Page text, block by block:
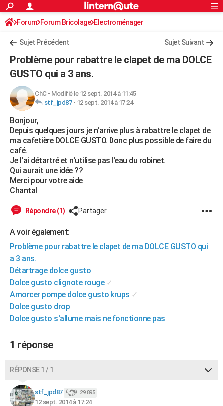
ACTUALITÉS
Politique
Société
Faits Divers
Education
Monde
Villes
+
Programme TV
TNTStreaming
Cinéma
Sorties cinéma
Musique
+FINANCE
Retraite
Impôts
Epargne
Immobilier
Risques naturels par ville
Banque
Assurance
Crédit
AUTO
Essais
Réserver un essai
Citadines
Berlines
SUV
Forum auto
HIGH-TECH
Mobiles
Meilleur smartphone
Internet
Ordinateurs
Jeux vidéo
Guide high-tech
BRICOLAGE
Forum
Aménagement intérieur
Extérieur
Cuisine
Salle de bains
Jardinage
Rangement
WEEK-END
Guides de France
Escapades
Patrimoine
Expositions
Musées
Week-end nature
+LIFESTYLE
Art de vivre
Bien-être
Loisirs
Mode
Modes de vie
SANTE
Alimentation
Guide de la santé
Maladies
Médicaments
Sommeil
VOYAGE
Destinations
City break
Voyage nature
Voyage de noces
Forum
Climat
+PHOTO
GUIDES D'ACHAT
BONS PLANS
CARTE DE VOEUX
Carte de Noël
Carte Bonne année
Carte Saint-Valentin
Carte Pâques
Carte d'anniversaire
DICTIONNAIRE
S'inscrire
Se connecter
Lycées
Collèges
Primaires
Universités
Entreprises
Service militaire
Avis de recherche
FORUM
S'inscrire
Connexion
Forum Forum Bricolage Electroménager
Sujet Précédent Sujet Suivant
Problème pour rabattre le clapet de ma DOLCE
GUSTO qui a 3 ans.
ChC - Modifié le 12 sept. 2014 à 11:45
stf_jpd87- 12 sept. 2014 à 17:24
Bonjour,
Depuis quelques jours je n'arrive plus à rabattre le clapet de
ma cafetière DOLCE GUSTO. Donc plus possible de faire du
café.
Je l'ai détartré et n'utilise pas l'eau du robinet.
Qui aurait une idée ??
Merci pour votre aide
Chantal
Répondre (1) Partager
A voir également:
Problème pour rabattre le clapet de ma DOLCE GUSTO qui
a 3 ans.
Détartrage dolce gusto
Dolce gusto clignote rouge ✓
Amorcer pompe dolce gusto krups ✓
Dolce gusto drop
Dolce gusto s'allume mais ne fonctionne pas
1 réponse
RÉPONSE 1 / 1
stf_jpd87 29 895
12 sept. 2014 à 17:24